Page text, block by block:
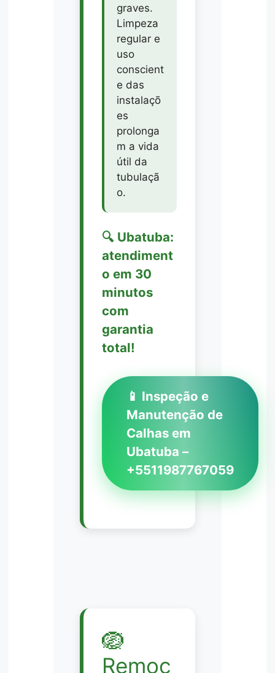
graves.
Limpeza
regular e
uso
conscient
e das
instalaçõ
es
prolonga
m a vida
útil da
tubulaçã
o.
🔍 Ubatuba:
atendiment
o em 30
minutos
com
garantia
total!
📱 Inspeção e
Manutenção de
Calhas em
Ubatuba –
+5511987767059
🪺
Remoç